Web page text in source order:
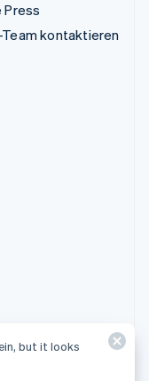
Press
Team kontaktieren
but it looks